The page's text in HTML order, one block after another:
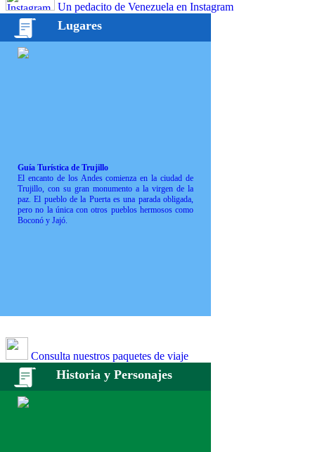
Un pedacito de Venezuela en Instagram
Lugares
Guía Turística de Trujillo
El encanto de los Andes comienza en la ciudad de
Trujillo, con su gran monumento a la virgen de la
paz. El pueblo de la Puerta es una parada obligada,
pero no la única con otros pueblos hermosos como
Boconó y Jajó.
Consulta nuestros paquetes de viaje
Historia y Personajes